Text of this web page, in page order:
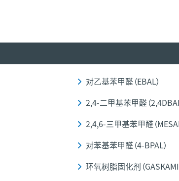
对乙基苯甲醛（EBAL）
2,4-二甲基苯甲醛（
2,4,6-三甲基苯甲醛（
对苯基苯甲醛（4-BPAL）
环氧树脂固化剂（